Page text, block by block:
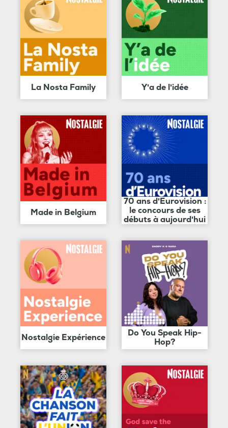
La Nosta Family Y'a de l'idée
Made in Belgium
70 ans d'Eurovision :
le concours de ses
débuts à aujourd'hui
Nostalgie Expérience
Do You Speak Hip-
Hop?